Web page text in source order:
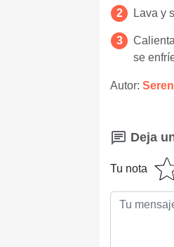
Lava y
se
Autor:
Deja
Tu nota